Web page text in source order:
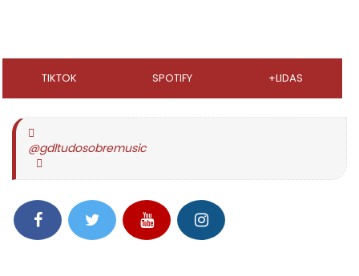
TIKTOK SPOTIFY +LIDAS
@gdltudosobremusic